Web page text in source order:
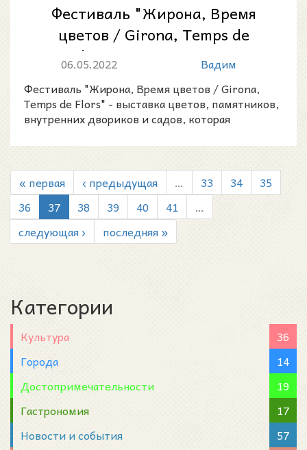
Фестиваль "Жирона, Время
цветов / Girona, Temps de
Flors" возвращается к
обычном...
06.05.2022
Вадим
Фестиваль "Жирона, Время цветов / Girona,
Temps de Flors" - выставка цветов, памятников,
внутренних двориков и садов, которая
« первая ‹ предыдущая … 33 34
35
36
37 38 39 40 41
…
следующая ›
последняя »
Категории
Культура
36
Города
14
Достопримечательности
19
Гастрономия
17
Новости и события
57